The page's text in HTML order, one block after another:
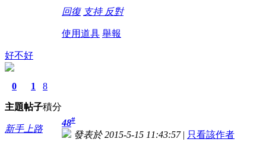
回復 支持 反對
使用道具 舉報
好不好
0
主題
1
帖子
8
積分
新手上路
48#
發表於 2015-5-15 11:43:57 | 只看該作者